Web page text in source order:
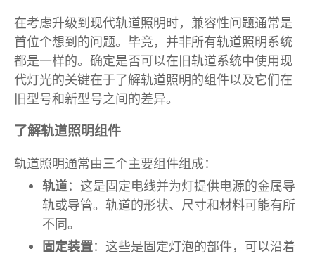
在考虑升级到现代轨道照明时，兼容性问题通常是
首位个想到的问题。毕竟，并非所有轨道照明系统
都是一样的。确定是否可以在旧轨道系统中使用现
代灯光的关键在于了解轨道照明的组件以及它们在
旧型号和新型号之间的差异。
了解轨道照明组件
轨道照明通常由三个主要组件组成：
轨道：这是固定电线并为灯提供电源的金属导
轨或导管。轨道的形状、尺寸和材料可能有所
不同。
固定装置：这些是固定灯泡的部件，可以沿着